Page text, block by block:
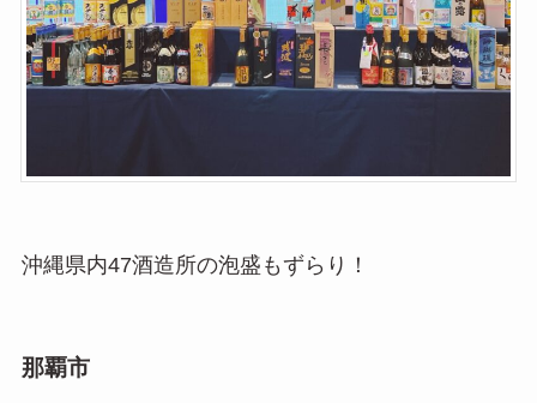
沖縄県内47酒造所の泡盛もずらり！
那覇市